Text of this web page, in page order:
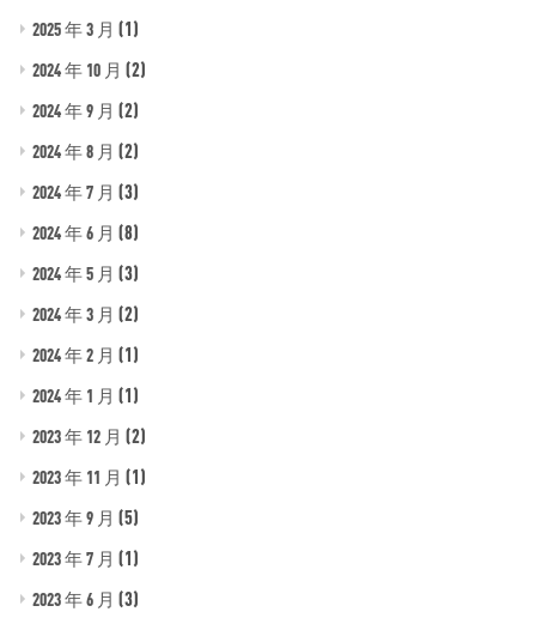
2025 年 3 月 (1)
2024 年 10 月 (2)
2024 年 9 月 (2)
2024 年 8 月 (2)
2024 年 7 月 (3)
2024 年 6 月 (8)
2024 年 5 月 (3)
2024 年 3 月 (2)
2024 年 2 月 (1)
2024 年 1 月 (1)
2023 年 12 月 (2)
2023 年 11 月 (1)
2023 年 9 月 (5)
2023 年 7 月 (1)
2023 年 6 月 (3)